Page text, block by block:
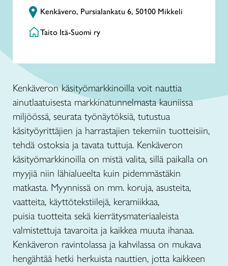
Kenkävero, Pursialankatu 6, 50100 Mikkeli
Taito Itä-Suomi ry
Kenkäveron käsityömarkkinoilla voit nauttia
ainutlaatuisesta markkinatunnelmasta kauniissa
miljöössä, seurata työnäytöksiä, tutustua
käsityöyrittäjien ja harrastajien tekemiin tuotteisiin,
tehdä ostoksia ja tavata tuttuja. Kenkäveron
käsityömarkkinoilla on mistä valita, sillä paikalla on
myyjiä niin lähialueelta kuin pidemmästäkin
matkasta. Myynnissä on mm. koruja, asusteita,
vaatteita, käyttötekstiilejä, keramiikkaa,
puisia tuotteita sekä kierrätysmateriaaleista
valmistettuja tavaroita ja kaikkea muuta ihanaa.
Kenkäveron ravintolassa ja kahvilassa on mukava
hengähtää hetki herkuista nauttien, jotta kaikkeen